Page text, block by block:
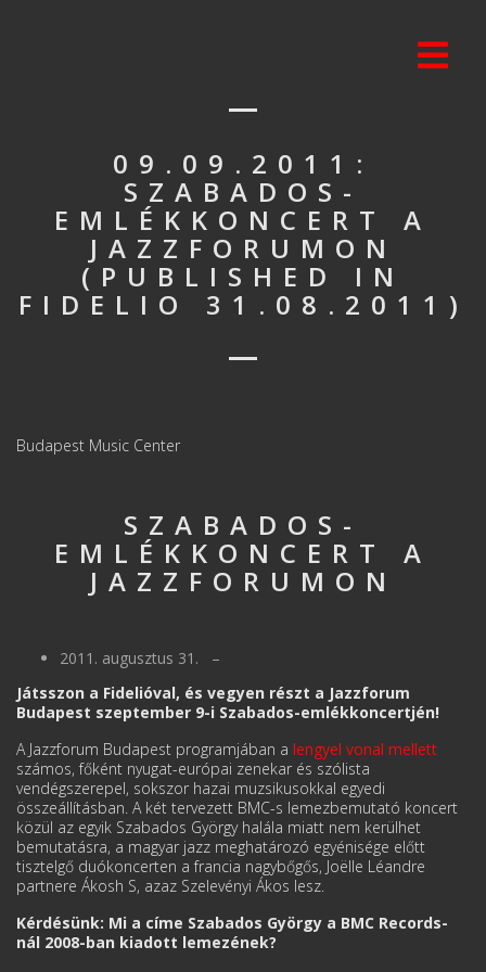
09.09.2011:
SZABADOS-
EMLÉKKONCERT A
JAZZFORUMON
(PUBLISHED IN
FIDELIO 31.08.2011)
Budapest Music Center
SZABADOS-
EMLÉKKONCERT A
JAZZFORUMON
2011. augusztus 31. –
Játsszon a Fidelióval, és vegyen részt a Jazzforum
Budapest szeptember 9-i Szabados-emlékkoncertjén!
A Jazzforum Budapest programjában a lengyel vonal mellett
számos, főként nyugat-európai zenekar és szólista
vendégszerepel, sokszor hazai muzsikusokkal egyedi
összeállításban. A két tervezett BMC-s lemezbemutató koncert
közül az egyik Szabados György halála miatt nem kerülhet
bemutatásra, a magyar jazz meghatározó egyénisége előtt
tisztelgő duókoncerten a francia nagybőgős, Joëlle Léandre
partnere Ákosh S, azaz Szelevényi Ákos lesz.
Kérdésünk: Mi a címe Szabados György a BMC Records-
nál 2008-ban kiadott lemezének?